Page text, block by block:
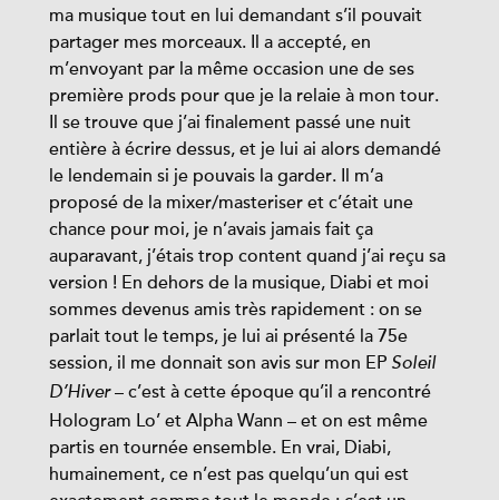
ma musique tout en lui demandant s’il pouvait
partager mes morceaux. Il a accepté, en
m’envoyant par la même occasion une de ses
première prods pour que je la relaie à mon tour.
Il se trouve que j’ai finalement passé une nuit
entière à écrire dessus, et je lui ai alors demandé
le lendemain si je pouvais la garder. Il m’a
proposé de la mixer/masteriser et c’était une
chance pour moi, je n’avais jamais fait ça
auparavant, j’étais trop content quand j’ai reçu sa
version ! En dehors de la musique, Diabi et moi
sommes devenus amis très rapidement : on se
parlait tout le temps, je lui ai présenté la 75e
session, il me donnait son avis sur mon EP Soleil
D’Hiver– c’est à cette époque qu’il a rencontré
Hologram Lo’ et Alpha Wann – et on est même
partis en tournée ensemble. En vrai, Diabi,
humainement, ce n’est pas quelqu’un qui est